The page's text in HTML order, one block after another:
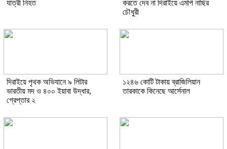
যাত্রী নিহত
করতে দেব না দিরাইয়ে এমপি নাছির
চৌধুরী
দিরাইয়ে পৃথক অভিযানে ৯ লিটার
ভারতীয় মদ ও ৪০০ ইয়াবা উদ্ধার,
গ্রেপ্তার ২
১২৪৬ কোটি টাকায় ব্রাজিলিয়ান
তারকাকে কিনেছে আর্সেনাল